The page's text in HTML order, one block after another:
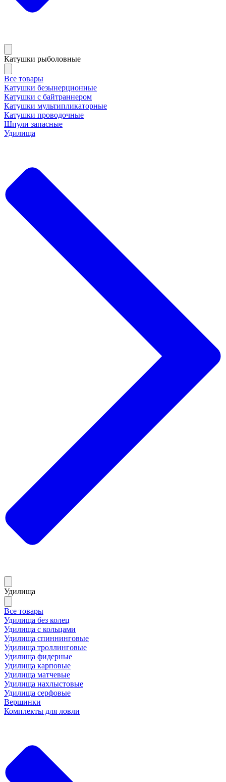
Катушки рыболовные
Все товары
Катушки безынерционные
Катушки с байтраннером
Катушки мультипликаторные
Катушки проводочные
Шпули запасные
Удилища
Удилища
Все товары
Удилища без колец
Удилища с кольцами
Удилища спиннинговые
Удилища троллинговые
Удилища фидерные
Удилища карповые
Удилища матчевые
Удилища нахлыстовые
Удилища серфовые
Вершинки
Комплекты для ловли